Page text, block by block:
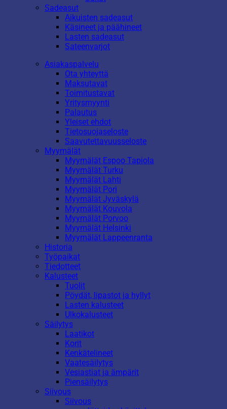
Sadeasut
Aikuisten sadeasut
Käsineet ja päähineet
Lasten sadeasut
Sateenvarjot
Asiakaspalvelu
Ota yhteyttä
Maksutavat
Toimitustavat
Yritysmyynti
Palautus
Yleiset ehdot
Tietosuojaseloste
Saavutettavuusseloste
Myymälät
Myymälät Espoo Tapiola
Myymälät Turku
Myymälät Lahti
Myymälät Pori
Myymälät Jyväskylä
Myymälät Kouvola
Myymälät Porvoo
Myymälät Helsinki
Myymälät Lappeenranta
Historia
Työpaikat
Tiedotteet
Kalusteet
Tuolit
Pöydät, lipastot ja hyllyt
Lasten kalusteet
Ulkokalusteet
Säilytys
Laatikot
Korit
Kenkätelineet
Vaatesäilytys
Vesiastiat ja ämpärit
Piensäilytys
Siivous
Siivous